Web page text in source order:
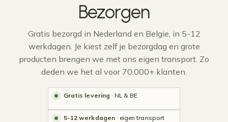
Bezorgen
Gratis bezorgd in Nederland en Belgie, in 5-12
werkdagen. Je kiest zelf je bezorgdag en grote
producten brengen we met ons eigen transport. Zo
deden we het al voor 70.000+ klanten.
Gratis levering · NL & BE
5-12 werkdagen· eigen transport